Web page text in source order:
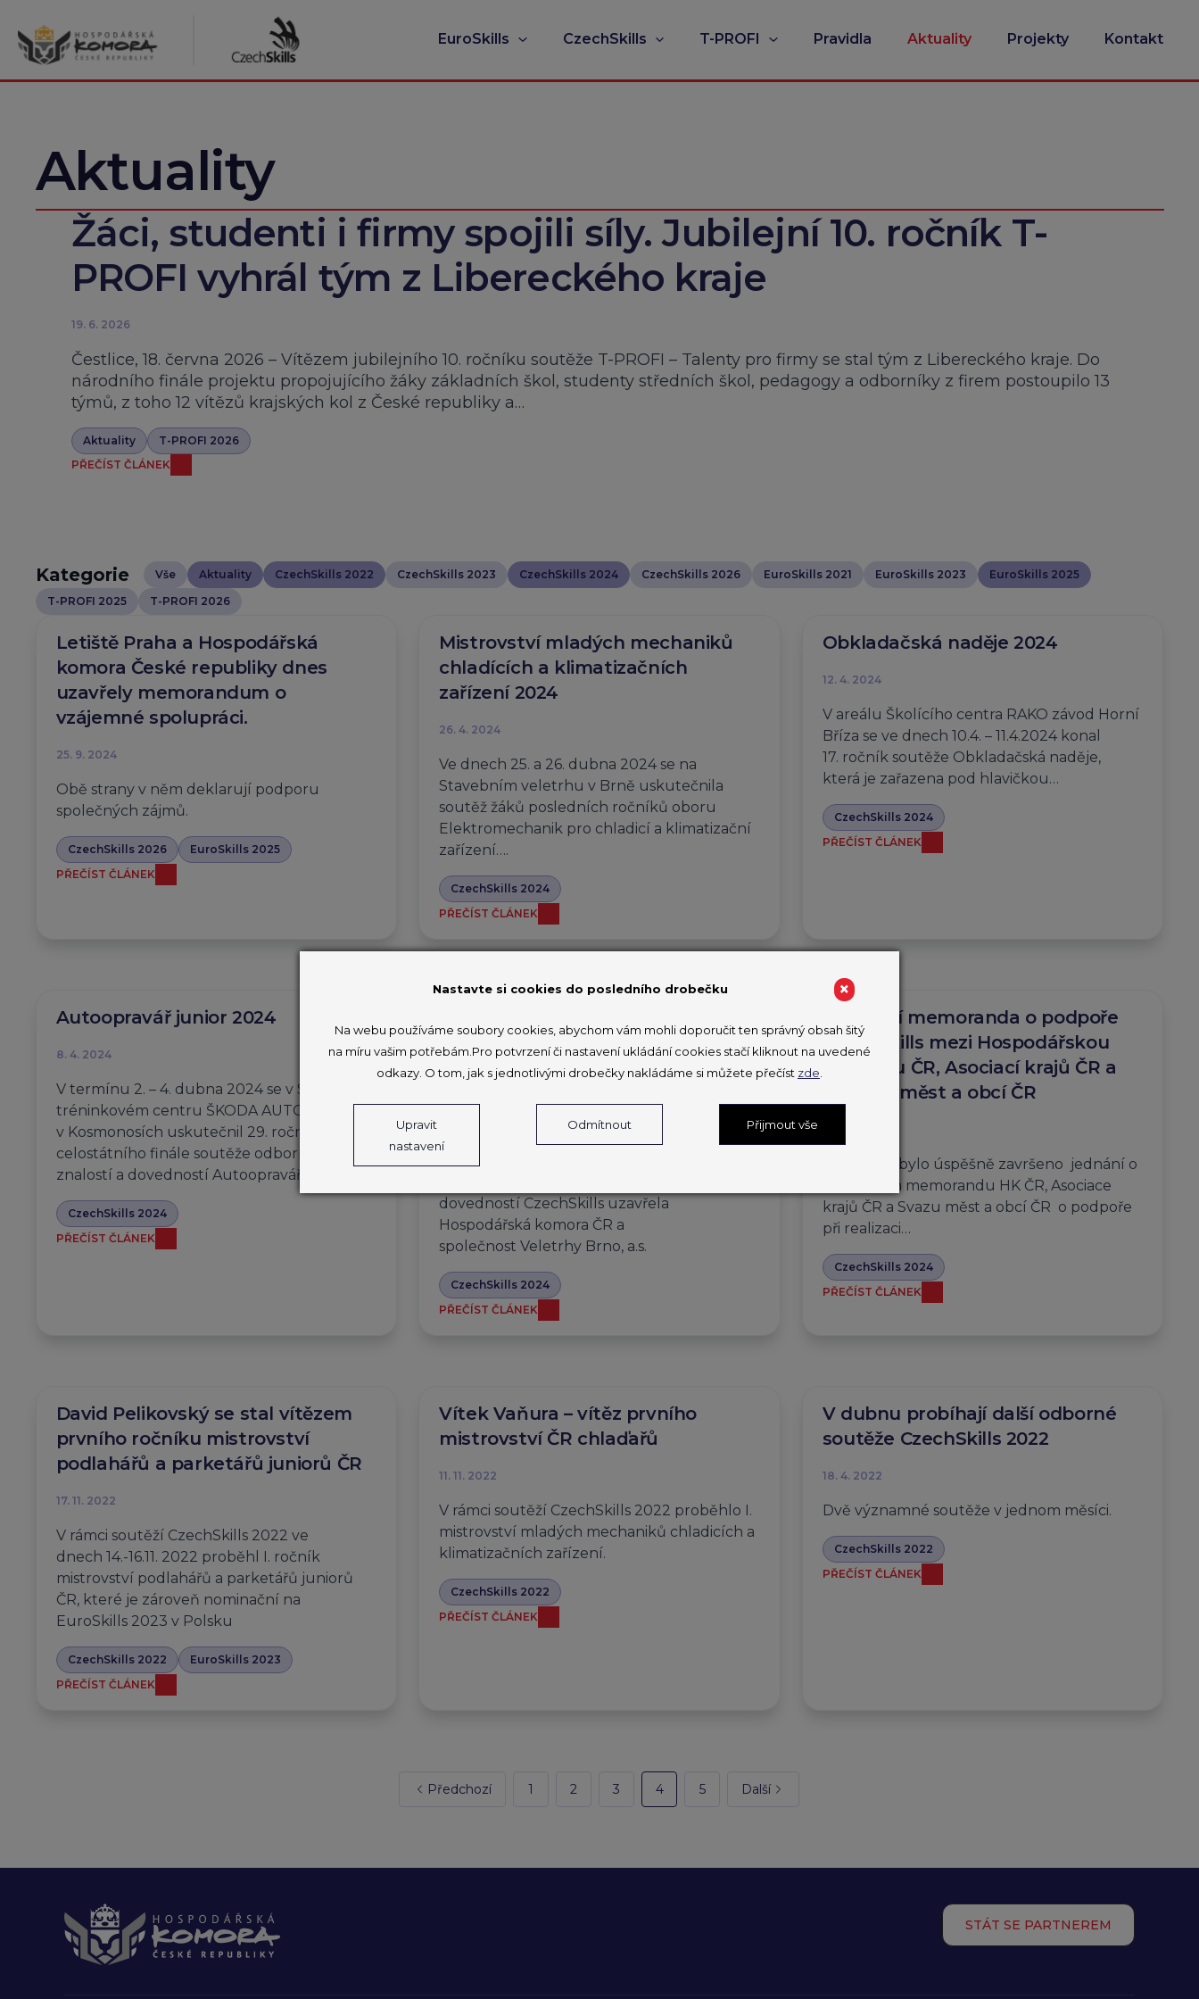
obsah
EuroSkills CzechSkills T-PROFI Pravidla Aktuality Projekty Kontakt
Aktuality
Žáci, studenti i firmy spojili síly. Jubilejní 10. ročník T-
PROFI vyhrál tým z Libereckého kraje
19. 6. 2026
Čestlice, 18. června 2026 – Vítězem jubilejního 10. ročníku soutěže T-PROFI – Talenty pro firmy se stal tým z Libereckého kraje. Do
národního finále projektu propojujícího žáky základních škol, studenty středních škol, pedagogy a odborníky z firem postoupilo 13
týmů, z toho 12 vítězů krajských kol z České republiky a…
Aktuality
T-PROFI 2026
PŘEČÍST ČLÁNEK
Kategorie Vše Aktuality CzechSkills 2022 CzechSkills 2023 CzechSkills 2024 CzechSkills 2026 EuroSkills 2021 EuroSkills 2023
EuroSkills 2025
T-PROFI 2025
T-PROFI 2026
Letiště Praha a Hospodářská
komora České republiky dnes
uzavřely memorandum o
vzájemné spolupráci.
25. 9. 2024
Obě strany v něm deklarují podporu
společných zájmů.
CzechSkills 2026
EuroSkills 2025
PŘEČÍST ČLÁNEK
Mistrovství mladých mechaniků
chladících a klimatizačních
zařízení 2024
26. 4. 2024
Ve dnech 25. a 26. dubna 2024 se na
Stavebním veletrhu v Brně uskutečnila
soutěž žáků posledních ročníků oboru
Elektromechanik pro chladicí a klimatizační
zařízení….
CzechSkills 2024
PŘEČÍST ČLÁNEK
Obkladačská naděje 2024
12. 4. 2024
V areálu Školícího centra RAKO závod Horní
Bříza se ve dnech 10.4. – 11.4.2024 konal
17. ročník soutěže Obkladačská naděje,
která je zařazena pod hlavičkou…
CzechSkills 2024
PŘEČÍST ČLÁNEK
Autoopravář junior 2024
8. 4. 2024
V termínu 2. – 4. dubna 2024 se v Servisním
tréninkovém centru ŠKODA AUTO
v Kosmonosích uskutečnil 29. ročník
celostátního finále soutěže odborných
znalostí a dovedností Autoopravář…
CzechSkills 2024
PŘEČÍST ČLÁNEK
Brno uzavřely memorandum o
podpoře CzechSkills
18. 3. 2024
15. 3. 2024 Memorandum o vzájemné
dovedností CzechSkills uzavřela
Hospodářská komora ČR a
společnost Veletrhy Brno, a.s.
CzechSkills 2024
PŘEČÍST ČLÁNEK
Uzavření memoranda o podpoře
CzechSkills mezi Hospodářskou
komorou ČR, Asociací krajů ČR a
Svazem měst a obcí ČR
14. 3. 2024 bylo úspěšně završeno jednání o
společném memorandu HK ČR, Asociace
krajů ČR a Svazu měst a obcí ČR o podpoře
při realizaci…
CzechSkills 2024
PŘEČÍST ČLÁNEK
David Pelikovský se stal vítězem
prvního ročníku mistrovství
podlahářů a parketářů juniorů ČR
17. 11. 2022
V rámci soutěží CzechSkills 2022 ve
dnech 14.-16.11. 2022 proběhl I. ročník
mistrovství podlahářů a parketářů juniorů
ČR, které je zároveň nominační na
EuroSkills 2023 v Polsku
CzechSkills 2022
EuroSkills 2023
PŘEČÍST ČLÁNEK
Vítek Vaňura – vítěz prvního
mistrovství ČR chlaďařů
11. 11. 2022
V rámci soutěží CzechSkills 2022 proběhlo I.
mistrovství mladých mechaniků chladicích a
klimatizačních zařízení.
CzechSkills 2022
PŘEČÍST ČLÁNEK
V dubnu probíhají další odborné
soutěže CzechSkills 2022
18. 4. 2022
Dvě významné soutěže v jednom měsíci.
CzechSkills 2022
PŘEČÍST ČLÁNEK
Předchozí 1 2 3 4 5 Další
STÁT SE PARTNEREM
×
Nastavte si cookies do posledního drobečku
Na webu používáme soubory cookies, abychom vám mohli doporučit ten správný obsah šitý
na míru vašim potřebám.Pro potvrzení či nastavení ukládání cookies stačí kliknout na uvedené
odkazy. O tom, jak s jednotlivými drobečky nakládáme si můžete přečíst zde.
Upravit
nastavení
Odmítnout Přijmout vše